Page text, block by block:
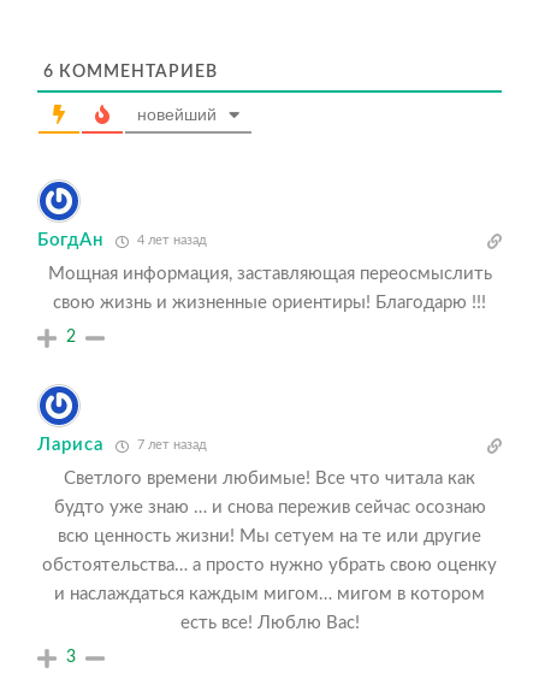
6 КОММЕНТАРИЕВ
новейший
БогдАн 4 лет назад
Мощная информация, заставляющая переосмыслить
свою жизнь и жизненные ориентиры! Благодарю !!!
2
Лариса 7 лет назад
Светлого времени любимые! Все что читала как
будто уже знаю … и снова пережив сейчас осознаю
всю ценность жизни! Мы сетуем на те или другие
обстоятельства… а просто нужно убрать свою оценку
и наслаждаться каждым мигом… мигом в котором
есть все! Люблю Вас!
3